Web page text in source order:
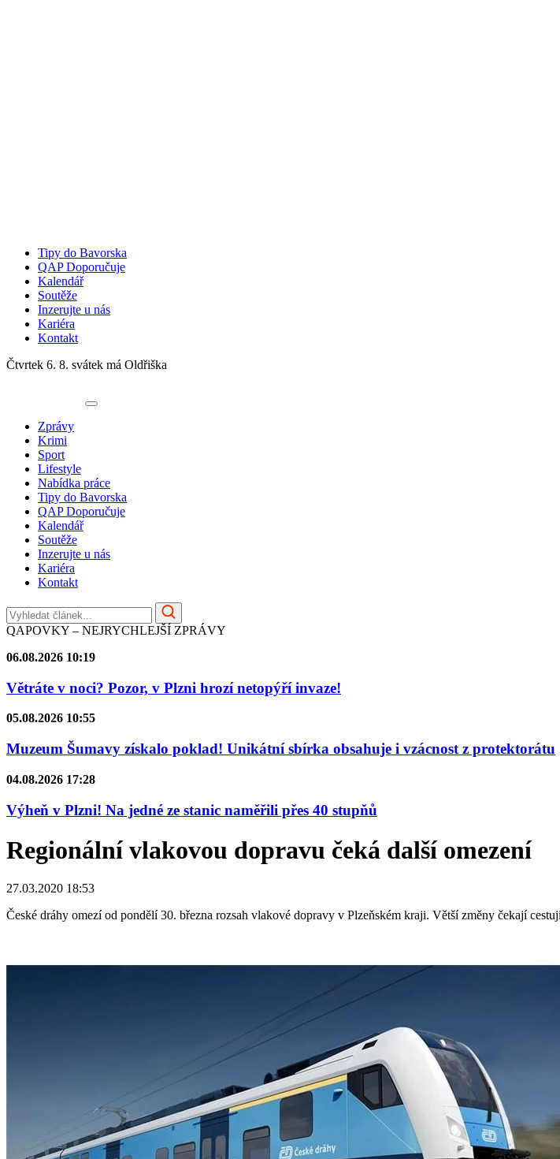
Tipy do Bavorska
QAP Doporučuje
Kalendář
Soutěže
Inzerujte u nás
Kariéra
Kontakt
Čtvrtek 6. 8. svátek má Oldřiška
Zprávy
Krimi
Sport
Lifestyle
Nabídka práce
Tipy do Bavorska
QAP Doporučuje
Kalendář
Soutěže
Inzerujte u nás
Kariéra
Kontakt
QAPOVKY – NEJRYCHLEJŠÍ ZPRÁVY
06.08.2026 10:19
Větráte v noci? Pozor, v Plzni hrozí netopýří invaze!
05.08.2026 10:55
Muzeum Šumavy získalo poklad! Unikátní sbírka obsahuje i vzácnost z protektorátu
04.08.2026 17:28
Výheň v Plzni! Na jedné ze stanic naměřili přes 40 stupňů
Regionální vlakovou dopravu čeká další omezení
27.03.2020 18:53
České dráhy omezí od pondělí 30. března rozsah vlakové dopravy v Plzeňském kraji. Větší změny čekají